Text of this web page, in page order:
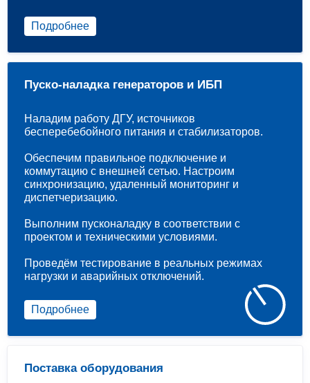
Подробнее
Поставка оборудования
Пуско-наладка генераторов и ИБП
Наладим работу ДГУ, источников
бесперебебойного питания и стабилизаторов.
Обеспечим правильное подключение и
коммутацию с внешней сетью. Настроим
синхронизацию, удаленный мониторинг и
диспетчеризацию.
Выполним пусконаладку в соответствии с
проектом и техническими условиями.
Проведём тестирование в реальных режимах
нагрузки и аварийных отключений.
Подробнее